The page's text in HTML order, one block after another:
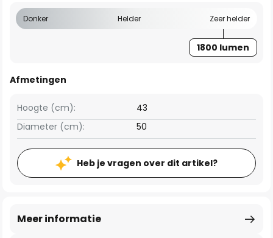
Donker Helder Zeer helder
1800 lumen
Afmetingen
Hoogte (cm):
43
Diameter (cm):
50
Heb je vragen over dit artikel?
Meer informatie